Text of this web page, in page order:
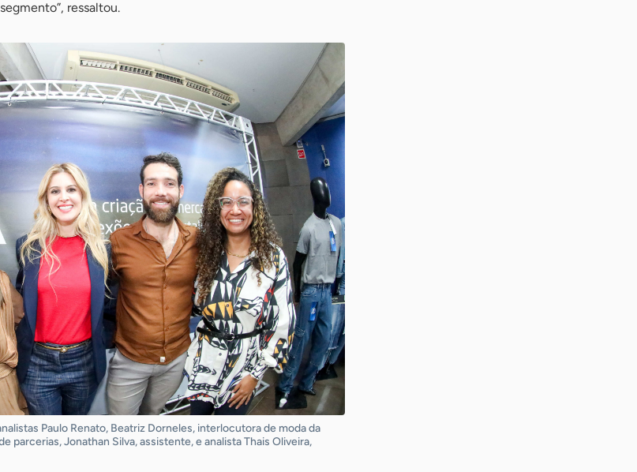
ressaltou.
Paulo Renato, Beatriz Dorneles, interlocutora de moda da
parcerias, Jonathan Silva, assistente, e analista Thais Oliveira,